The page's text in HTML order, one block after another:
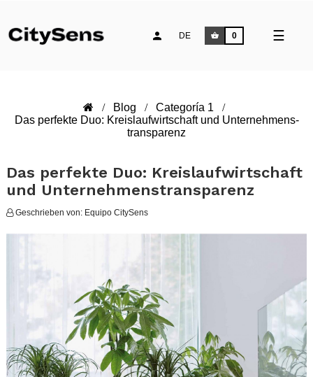
☰
DE 0
Blog
Categoría 1
Das perfekte Duo: Kreislaufwirtschaft und Unternehmens­
transparenz
Das perfekte Duo: Kreislaufwirtschaft
und Unternehmens­transparenz
Geschrieben von: Equipo CitySens